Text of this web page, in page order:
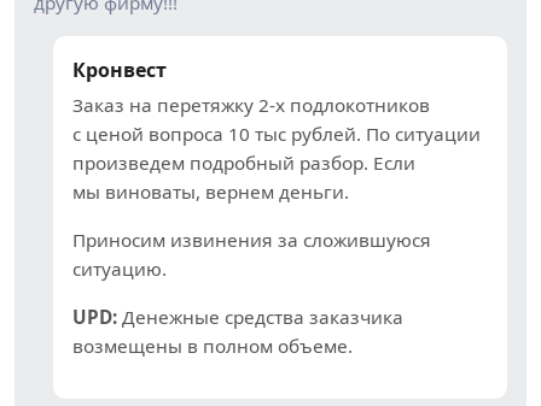
Кронвест
Заказ на перетяжку 2-х подлокотников
с ценой вопроса 10 тыс рублей. По ситуации
произведем подробный разбор. Если
мы виноваты, вернем деньги.
Приносим извинения за сложившуюся
ситуацию.
UPD: Денежные средства заказчика
возмещены в полном объеме.